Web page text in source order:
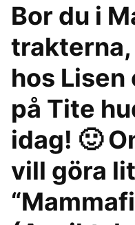
Bor du i
hos
på Tite
idag! 🙂
vill göra